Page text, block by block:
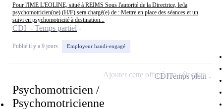
Pour l'IME L'EOLINE, situé à REIMS Sous l'autorité de la Directrice, le/la
psychomotricien(ne) (H/F) sera chargé(e) de : Mettre en place des séances et un
suivi en psychomotricité à destination...
CDI - Temps partiel
Publié il y a 9 jours Employeur handi-engagé
Psychomotricien /
Psychomotricienne
CDITemps plein
Ajouter cette offre à ma sélection